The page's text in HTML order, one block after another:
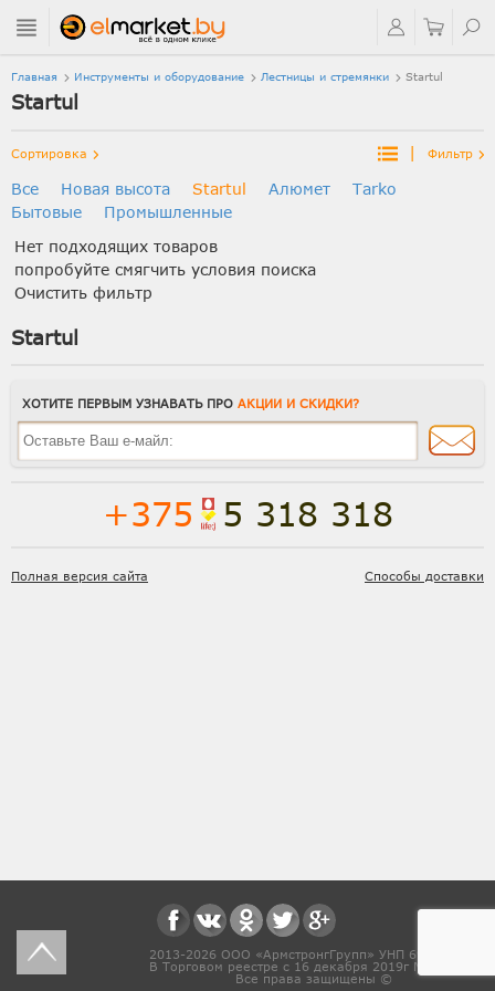
Главная Инструменты и оборудование Лестницы и стремянки Startul
Startul
Сортировка | Фильтр
Все Новая высота Startul Алюмет
Tarko
Бытовые
Промышленные
Нет подходящих товаров
попробуйте смягчить условия поиска
Очистить фильтр
Startul
ХОТИТЕ ПЕРВЫМ УЗНАВАТЬ ПРО АКЦИИ И СКИДКИ?
+375 5 318 318
Полная версия сайта Способы доставки
2013-2026 ООО «АрмстронгГрупп» УНП 691831571
В Торговом реестре с 16 декабря 2019г № 468454
Все права защищены ©